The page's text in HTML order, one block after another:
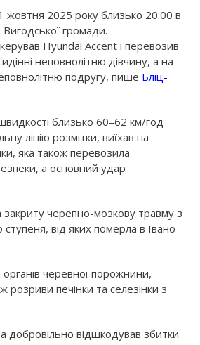
жовтня 2025 року близько 20:00 в
громади.
Hyundai Accent і перевозив
неповнолітню дівчину, а на
подругу, пише Бліц-
близько 60–62 км/год
лінію розмітки, виїхав на
яка також перевозила
а основний удар
закриту черепно-мозкову травму з
від яких померла в Івано-
черевної порожнини,
розриви печінки та селезінки з
добровільно відшкодував збитки.